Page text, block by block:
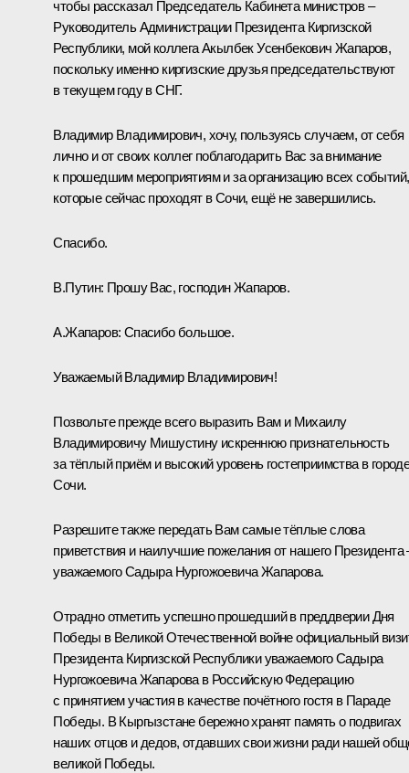
чтобы рассказал Председатель Кабинета министров –
Руководитель Администрации Президента Киргизской
Республики, мой коллега Акылбек Усенбекович Жапаров,
поскольку именно киргизские друзья председательствуют
в текущем году в СНГ.
Владимир Владимирович, хочу, пользуясь случаем, от себя
лично и от своих коллег поблагодарить Вас за внимание
к прошедшим мероприятиям и за организацию всех событий,
которые сейчас проходят в Сочи, ещё не завершились.
Спасибо.
В.Путин: Прошу Вас, господин Жапаров.
А.Жапаров: Спасибо большое.
Уважаемый Владимир Владимирович!
Позвольте прежде всего выразить Вам и Михаилу
Владимировичу Мишустину искреннюю признательность
за тёплый приём и высокий уровень гостеприимства в
Сочи.
Разрешите также передать Вам самые тёплые слова
приветствия и наилучшие пожелания от нашего Президента
уважаемого Садыра Нургожоевича Жапарова.
Отрадно отметить успешно прошедший в преддверии Дня
Победы в Великой Отечественной войне официальный
Президента Киргизской Республики уважаемого Садыра
Нургожоевича Жапарова в Российскую Федерацию
с принятием участия в качестве почётного гостя в Параде
Победы. В Кыргызстане бережно хранят память о подвигах
наших отцов и дедов, отдавших свои жизни ради нашей
великой Победы.